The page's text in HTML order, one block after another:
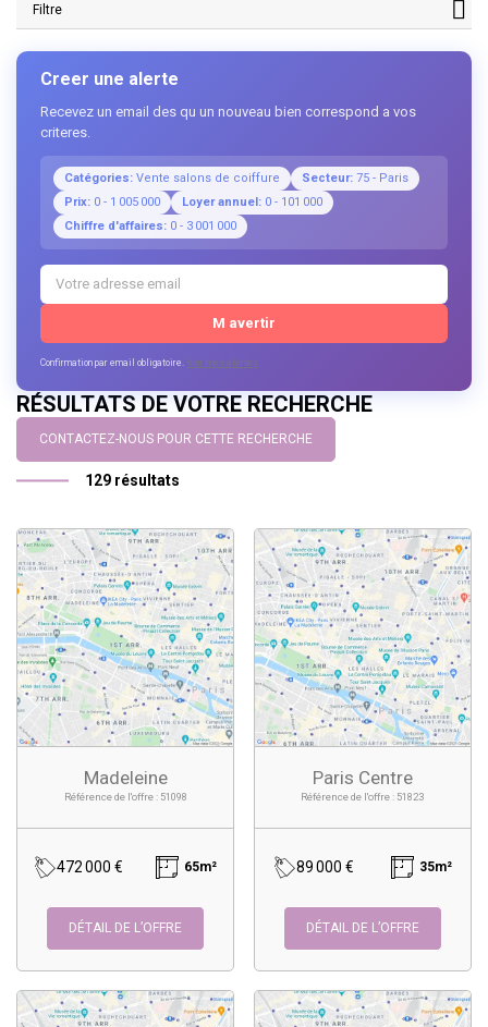
RÉSULTATS DE VOTRE RECHERCHE
CONTACTEZ-NOUS POUR CETTE RECHERCHE
129 résultats
Madeleine
Référence de l'offre : 51098
472 000 € 65m²
DÉTAIL DE L’OFFRE
Paris Centre
Référence de l'offre : 51823
89 000 € 35m²
DÉTAIL DE L’OFFRE
Filtre
Creer une alerte
Recevez un email des qu un nouveau bien correspond a vos
criteres.
Catégories: Vente salons de coiffure Secteur: 75 - Paris
Prix: 0 - 1 005 000 Loyer annuel: 0 - 101 000
Chiffre d'affaires: 0 - 3 001 000
M avertir
Confirmation par email obligatoire. Voir mes alertes